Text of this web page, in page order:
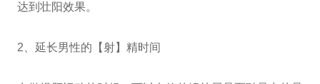
达到壮阳效果。
2、延长男性的【射】精时间